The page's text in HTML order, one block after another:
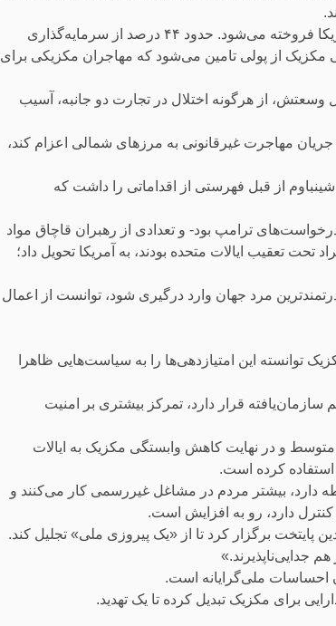
بر اساس گزارش اندیشکده شورای آتلانتیک، ۸۰ درصد صادرات مکزیک به آمریکا فروخته می‌شود. حدود ۴۴ درصد از سرمایه‌گذاری
۴ درصد از تولید ناخالص داخلی مکزیک از پولی تامین می‌شود که مهاجران مکزیکی برای
وسعتش، از هرگونه اختلال در تجارت دو جانبه، آسیب
۱۰ هزار سرباز را برای کاهش جریان مهاجرت غیرقانونی به مرزهای شمالی اعزام کند،
از قبل فهرستی از اقداماتی را داشت که
ترامپ بود- و تعدادی از رهبران قاچاق مواد
در فهرست افراد تحت تعقیب ایالات متحده بودند، به آمریکا تحویل داد؛
مرد جهان وارد درگیری شود، توانست از اعمال
توانسته این امتیازدهی‌ها را به سیاست‌هایی ظاهرا
قرار دارد، تمرکز بیشتری بر امنیت
و در نهایت کاهش وابستگی مکزیک به ایالات
کرده است.
دارد، بیشتر مردم در مشاغل غیررسمی کار می‌کنند و
دارد، رو به افزایش است.
پایتخت برگزار کرد تا از «یک پیروزی ملی» تجلیل کند.
جدایی‌ناپذیرند.»
برای مکزیک تبدیل کرده تا یک تهدید.